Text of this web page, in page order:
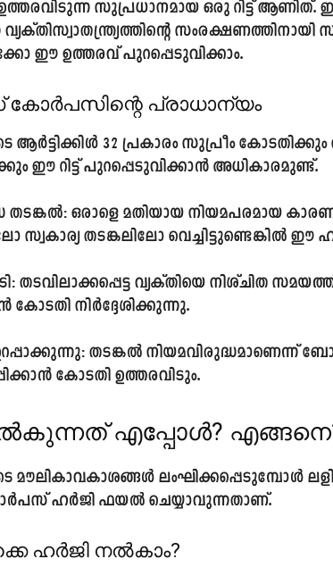
സുപ്രധാനമായ ഒരു റിട്ട് ആണിത്.
സംരക്ഷണത്തിനായി
ഈ ഉത്തരവ് പുറപ്പെടുവിക്കാം.
പ്രാധാന്യം
32 പ്രകാരം സുപ്രീം കോടതിക്കും
ഈ റിട്ട് പുറപ്പെടുവിക്കാൻ അധികാരമുണ്ട്.
തടങ്കൽ:ഒരാളെ മതിയായ നിയമപരമായ
സ്വകാര്യ തടങ്കലിലോ വെച്ചിട്ടുണ്ടെങ്കിൽ ഈ
തടവിലാക്കപ്പെട്ട വ്യക്തിയെ നിശ്ചിത
കോടതി നിർദ്ദേശിക്കുന്നു.
തടങ്കൽ നിയമവിരുദ്ധമാണെന്ന്
കോടതി ഉത്തരവിടും.
എപ്പോൾ?
മൗലികാവകാശങ്ങൾ ലംഘിക്കപ്പെടുമ്പോൾ
ഹർജി ഫയൽ ചെയ്യാവുന്നതാണ്.
ഹർജി നൽകാം?